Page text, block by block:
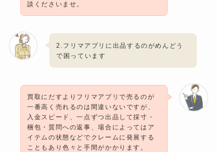
談くださいませ。
2.フリマアプリに出品するのがめんどう
で困っています
買取にだすよりフリマアプリで売るのが
一番高く売れるのは間違いないですが、
入金スピード、一点ずつ出品して採寸・
梱包・質問への返事、場合によってはア
イテムの状態などでクレームに発展する
こともあり色々と手間がかかります。